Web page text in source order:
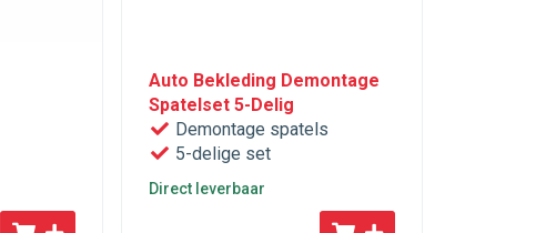
Auto Bekleding Demontage
Spatelset 5-Delig
Demontage spatels
5-delige set
Direct leverbaar